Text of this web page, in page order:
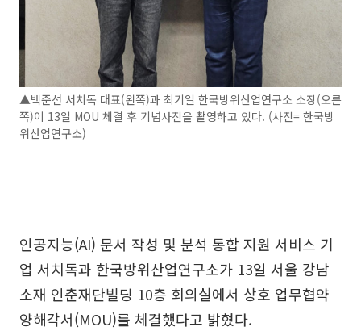
▲백준선 서치독 대표(왼쪽)과 최기일 한국방위산업연구소 소장(오른
쪽)이 13일 MOU 체결 후 기념사진을 촬영하고 있다. (사진= 한국방
위산업연구소)
인공지능(AI) 문서 작성 및 분석 통합 지원 서비스 기
업 서치독과 한국방위산업연구소가 13일 서울 강남
소재 인춘재단빌딩 10층 회의실에서 상호 업무협약
양해각서(MOU)를 체결했다고 밝혔다.